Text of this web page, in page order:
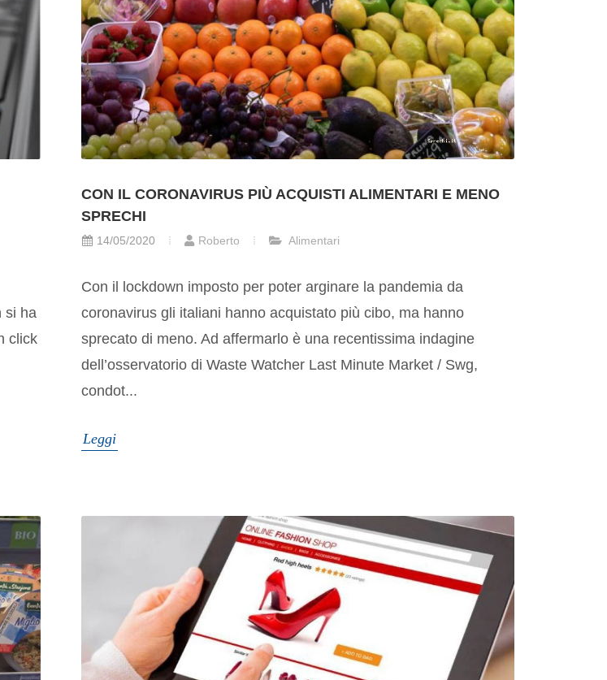
si ha
click
CON IL CORONAVIRUS PIÙ ACQUISTI ALIMENTARI E MENO
SPRECHI
14/05/2020 Roberto Alimentari
Con il lockdown imposto per poter arginare la pandemia da
coronavirus gli italiani hanno acquistato più cibo, ma hanno
sprecato di meno. Ad affermarlo è una recentissima indagine
dell’osservatorio di Waste Watcher Last Minute Market / Swg,
condot...
Leggi